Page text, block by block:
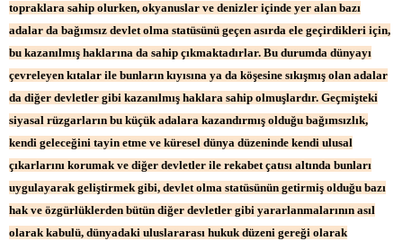
topraklara sahip olurken, okyanuslar ve denizler içinde yer alan bazı
adalar da bağımsız devlet olma statüsünü geçen asırda ele geçirdikleri için,
bu kazanılmış haklarına da sahip çıkmaktadırlar. Bu durumda dünyayı
çevreleyen kıtalar ile bunların kıyısına ya da köşesine sıkışmış olan adalar
da diğer devletler gibi kazanılmış haklara sahip olmuşlardır. Geçmişteki
siyasal rüzgarların bu küçük adalara kazandırmış olduğu bağımsızlık,
kendi geleceğini tayin etme ve küresel dünya düzeninde kendi ulusal
çıkarlarını korumak ve diğer devletler ile rekabet çatısı altında bunları
uygulayarak geliştirmek gibi, devlet olma statüsünün getirmiş olduğu bazı
hak ve özgürlüklerden bütün diğer devletler gibi yararlanmalarının asıl
olarak kabulü, dünyadaki uluslararası hukuk düzeni gereği olarak